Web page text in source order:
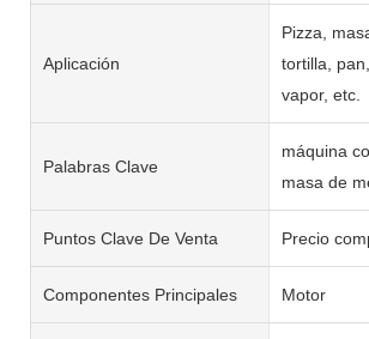
Aplicación
Pizza,
tortilla,
vapor, etc.
Palabras Clave
máquina
masa de
Puntos Clave De Venta Precio
Componentes Principales Motor